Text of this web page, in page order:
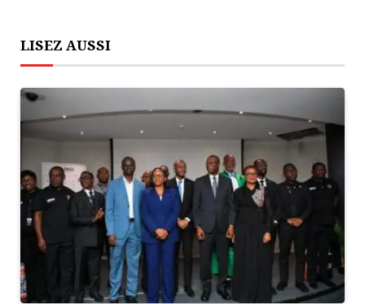
LISEZ AUSSI